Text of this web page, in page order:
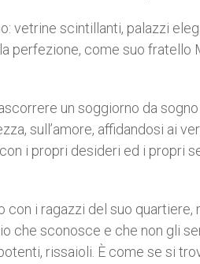
vetrine scintillanti, palazzi
perfezione, come suo
un soggiorno da sogno
sull’amore, affidandosi ai
i propri desideri ed i propri
i ragazzi del suo quartiere,
che sconosce e che non gli
rissaioli. È come se si